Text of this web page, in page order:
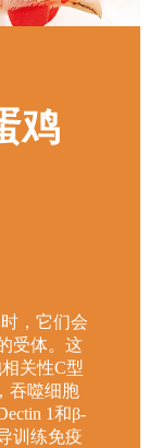
鸡
，它们会
受体。这
关性C型
吞噬细胞
1和β-
训练免疫